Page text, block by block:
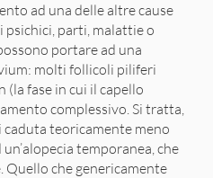
ad una delle altre cause
psichici, parti, malattie o
portare ad una
molti follicoli piliferi
(la fase in cui il capello
complessivo. Si tratta,
teoricamente meno
temporanea, che
Quello che genericamente